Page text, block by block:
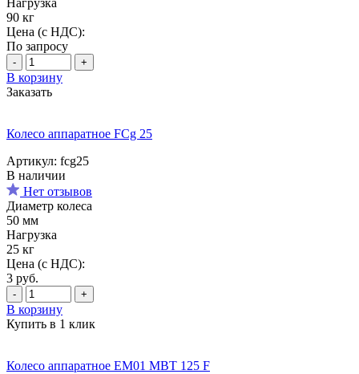
Нагрузка
90 кг
Цена (с НДС):
По запросу
- +
В корзину
Заказать
Колесо аппаратное FCg 25
Артикул: fcg25
В наличии
Нет отзывов
Диаметр колеса
50 мм
Нагрузка
25 кг
Цена (с НДС):
3 руб.
- +
В корзину
Купить в 1 клик
Колесо аппаратное EM01 MBT 125 F